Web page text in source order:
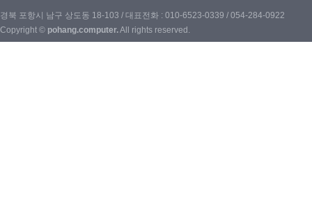
경북 포항시 남구 상도동 18-103 / 대표전화 : 010-6523-0339 / 054-284-0922
Copyright © pohang.computer.All rights reserved.